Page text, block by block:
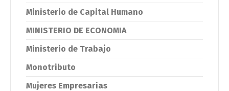
Ministerio de Capital Humano
MINISTERIO DE ECONOMIA
Ministerio de Trabajo
Monotributo
Mujeres Empresarias